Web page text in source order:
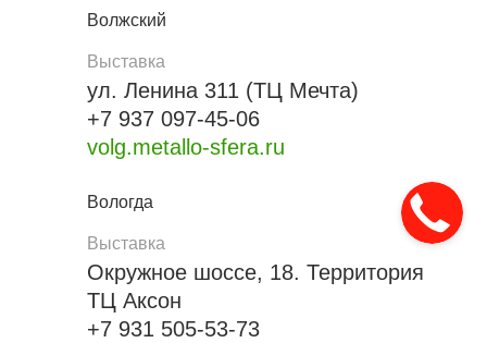
Волжский
Выставка
ул. Ленина 311 (ТЦ Мечта)
+7 937 097-45-06
volg.metallo-sfera.ru
Вологда
Выставка
Окружное шоссе, 18. Территория
ТЦ Аксон
+7 931 505-53-73